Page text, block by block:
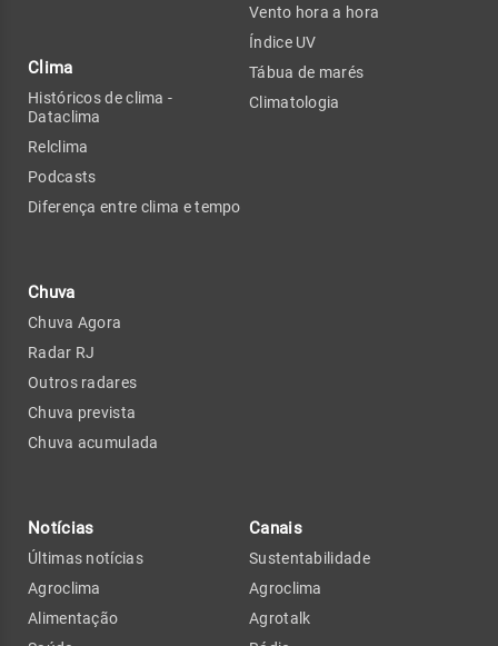
Clima
Históricos de clima -
Dataclima
Relclima
Podcasts
Diferença entre clima e tempo
Chuva
Chuva Agora
Radar RJ
Outros radares
Chuva prevista
Chuva acumulada
Vento hora a hora
Índice UV
Tábua de marés
Climatologia
Notícias
Últimas notícias
Agroclima
Alimentação
Canais
Sustentabilidade
Agroclima
Agrotalk